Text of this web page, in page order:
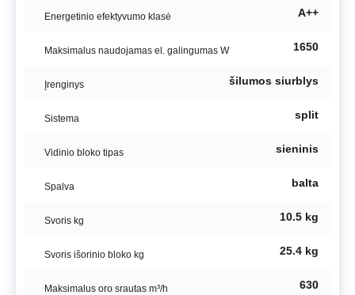
Energetinio efektyvumo klasė A++
Maksimalus naudojamas el. galingumas W 1650
Įrenginys šilumos siurblys
Sistema split
Vidinio bloko tipas sieninis
Spalva balta
Svoris kg 10.5 kg
Svoris išorinio bloko kg 25.4 kg
Maksimalus oro srautas m³/h 630